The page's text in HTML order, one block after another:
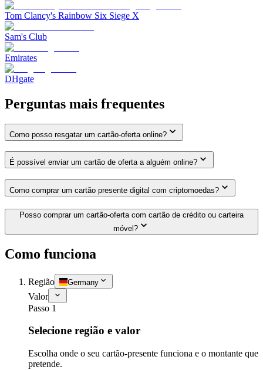
Tom Clancy's Rainbow Six Siege X
Sam's Club
Emirates
DHgate
Perguntas mais frequentes
Como posso resgatar um cartão-oferta online?
É possível enviar um cartão de oferta a alguém online?
Como comprar um cartão presente digital com criptomoedas?
Posso comprar um cartão-oferta com cartão de crédito ou carteira
móvel?
Como funciona
Região Germany
Valor
Passo 1
Selecione região e valor
Escolha onde o seu cartão-presente funciona e o montante que
pretende.